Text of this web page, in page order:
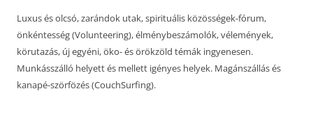
Luxus és olcsó, zarándok utak, spirituális közösségek-fórum,
önkéntesség (Volunteering), élménybeszámolók, vélemények,
körutazás, új egyéni, öko- és örökzöld témák ingyenesen.
Munkásszálló helyett és mellett igényes helyek. Magánszállás és
kanapé-szörfözés (CouchSurfing).